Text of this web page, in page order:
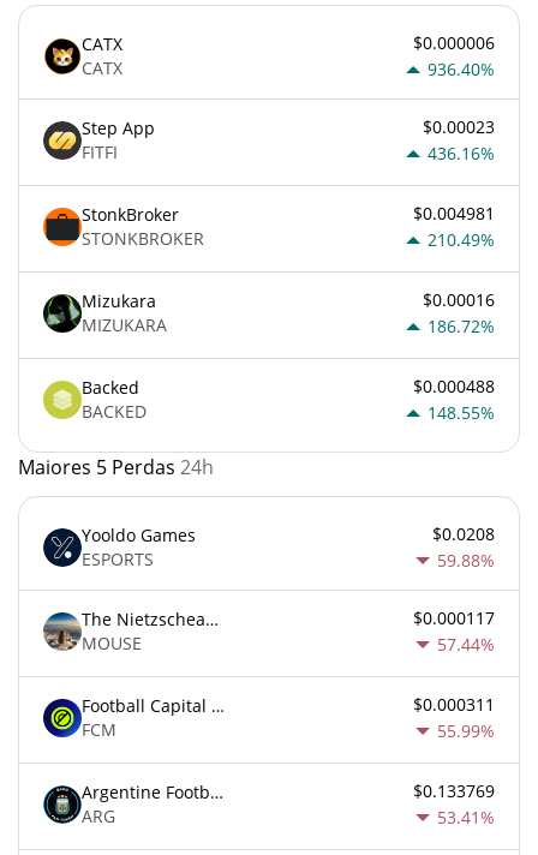
CATX
CATX
$0.000006
936.40%
Step App
FITFI
$0.00023
436.16%
StonkBroker
STONKBROKER
$0.004981
210.49%
Mizukara
MIZUKARA
$0.00016
186.72%
Backed
BACKED
$0.000488
148.55%
Maiores 5 Perdas 24h
Yooldo Games
ESPORTS
$0.0208
59.88%
The Nietzschean Mouse
MOUSE
$0.000117
57.44%
Football Capital Markets
FCM
$0.000311
55.99%
Argentine Football Association Fan Token
ARG
$0.133769
53.41%